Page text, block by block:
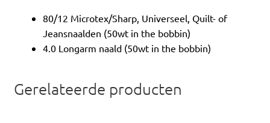
80/12 Microtex/Sharp, Universeel, Quilt- of
Jeansnaalden (50wt in the bobbin)
4.0 Longarm naald (50wt in the bobbin)
Gerelateerde producten